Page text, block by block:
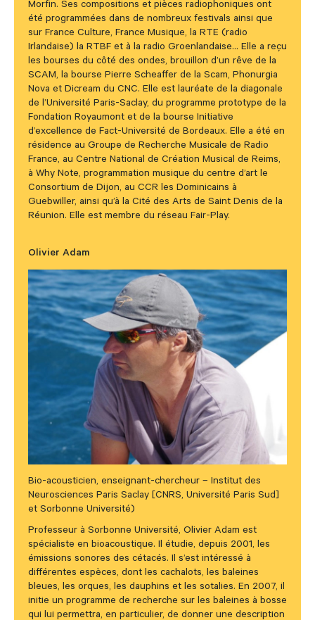
Morfin. Ses compositions et pièces radiophoniques ont
été programmées dans de nombreux festivals ainsi que
sur France Culture, France Musique, la RTE (radio
Irlandaise) la RTBF et à la radio Groenlandaise… Elle a reçu
les bourses du côté des ondes, brouillon d’un rêve de la
SCAM, la bourse Pierre Scheaffer de la Scam, Phonurgia
Nova et Dicream du CNC. Elle est lauréate de la diagonale
de l’Université Paris-Saclay, du programme prototype de la
Fondation Royaumont et de la bourse Initiative
d’excellence de Fact-Université de Bordeaux. Elle a été en
résidence au Groupe de Recherche Musicale de Radio
France, au Centre National de Création Musical de Reims,
à Why Note, programmation musique du centre d’art le
Consortium de Dijon, au CCR les Dominicains à
Guebwiller, ainsi qu’à la Cité des Arts de Saint Denis de la
Réunion. Elle est membre du réseau Fair-Play.
Olivier Adam
Bio-acousticien, enseignant-chercheur – Institut des
Neurosciences Paris Saclay [CNRS, Université Paris Sud]
et Sorbonne Université)
Professeur à Sorbonne Université, Olivier Adam est
spécialiste en bioacoustique. Il étudie, depuis 2001, les
émissions sonores des cétacés. Il s’est intéressé à
différentes espèces, dont les cachalots, les baleines
bleues, les orques, les dauphins et les sotalies. En 2007, il
initie un programme de recherche sur les baleines à bosse
qui lui permettra, en particulier, de donner une description